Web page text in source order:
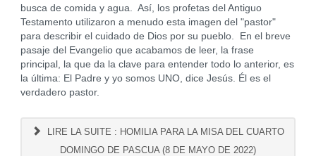
busca de comida y agua. Así, los profetas del Antiguo
Testamento utilizaron a menudo esta imagen del "pastor"
para describir el cuidado de Dios por su pueblo. En el breve
pasaje del Evangelio que acabamos de leer, la frase
principal, la que da la clave para entender todo lo anterior, es
la última: El Padre y yo somos UNO, dice Jesús. Él es el
verdadero pastor.
LIRE LA SUITE : HOMILIA PARA LA MISA DEL CUARTO
DOMINGO DE PASCUA (8 DE MAYO DE 2022)